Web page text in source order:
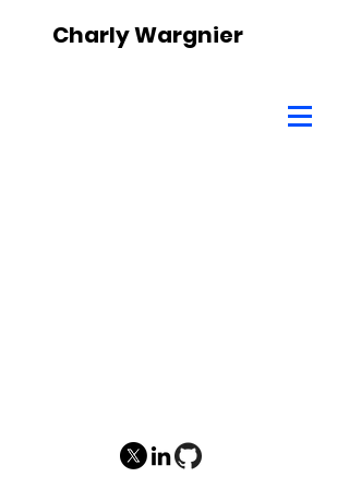
Charly Wargnier